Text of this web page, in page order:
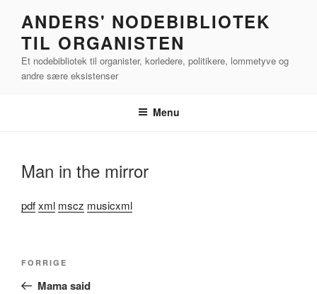
indhold
ANDERS' NODEBIBLIOTEK
TIL ORGANISTEN
Et nodebibliotek til organister, korledere, politikere, lommetyve og
andre sære eksistenser
Menu
Man in the mirror
pdfxml mscz musicxml
Forrige
indlæg
FORRIGE
Mama said